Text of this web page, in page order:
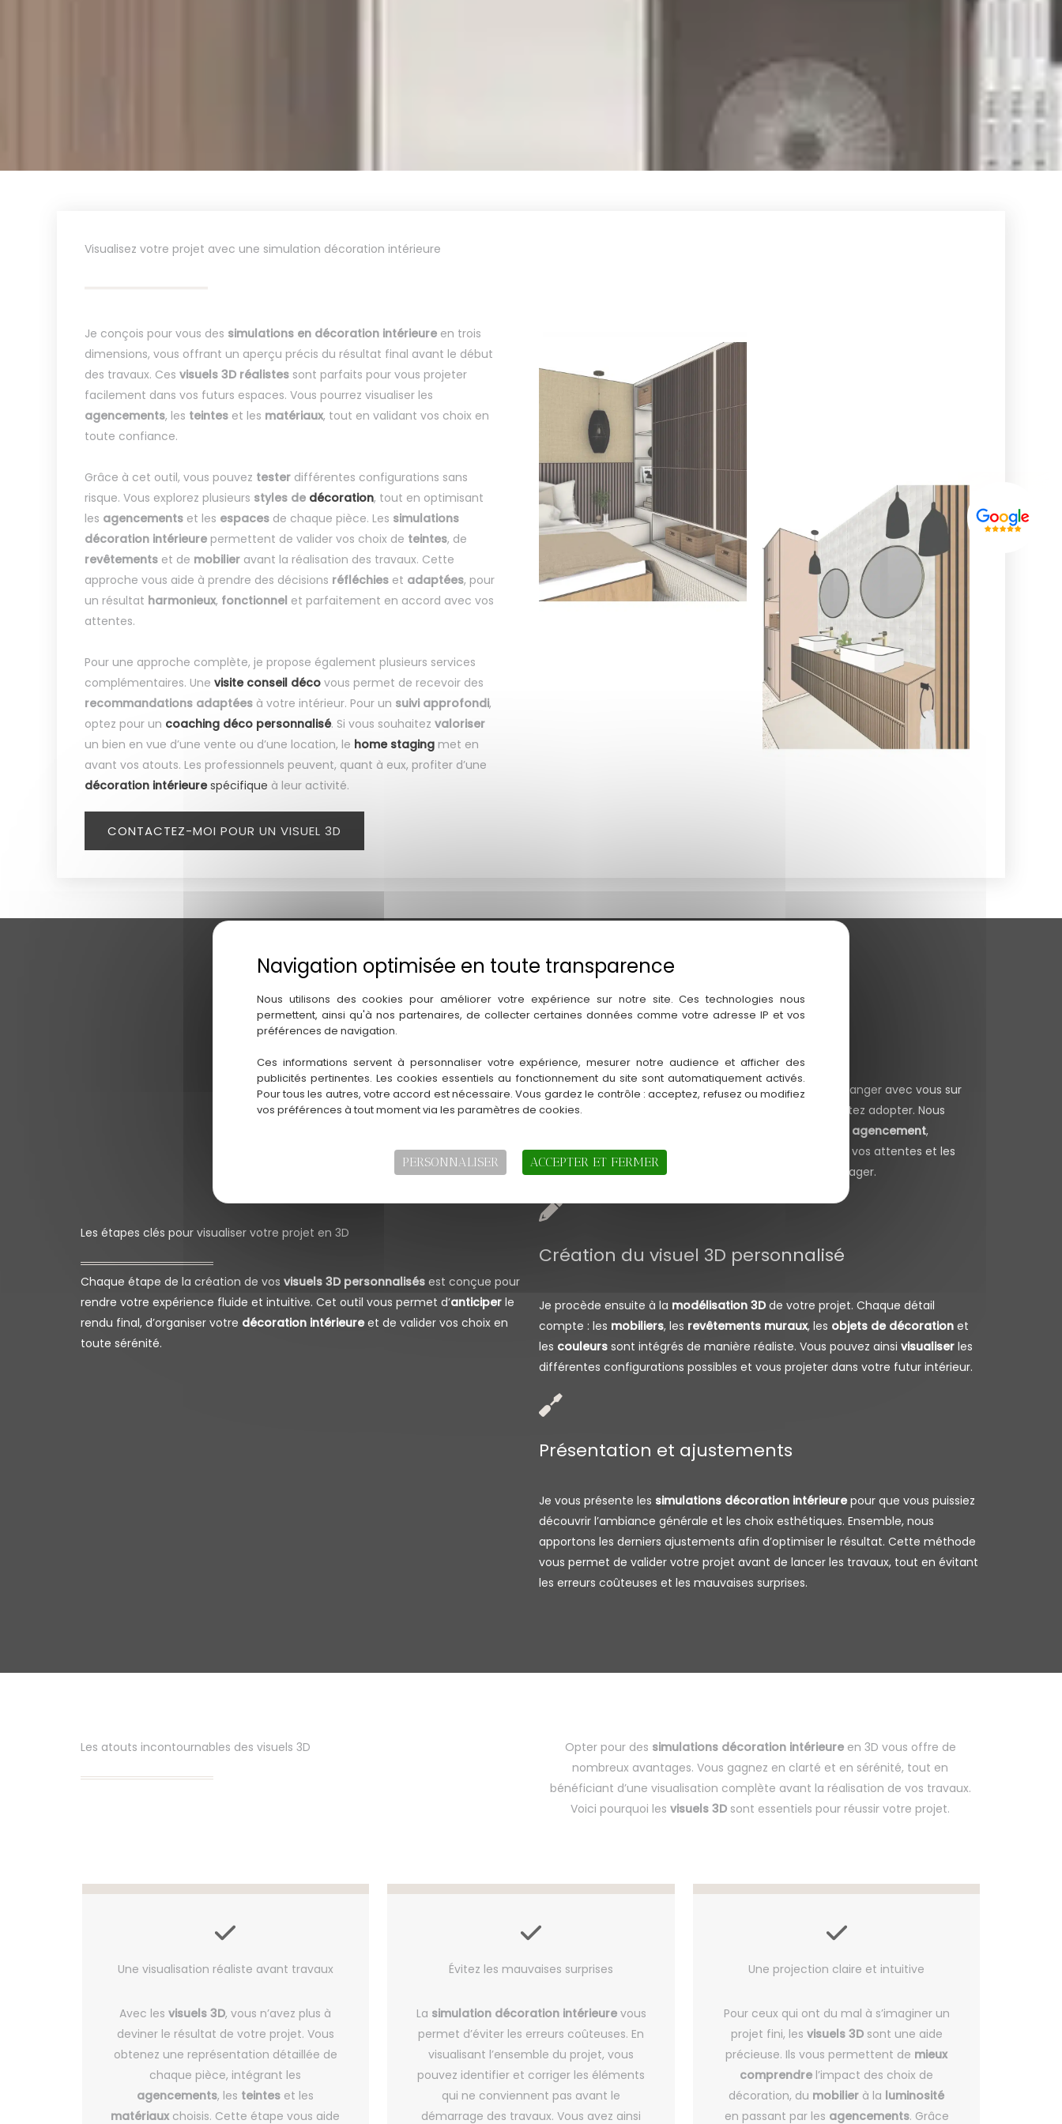
Visualisez votre projet avec une simulation décoration intérieure
Je conçois pour vous des simulations en décoration intérieure en trois
dimensions, vous offrant un aperçu précis du résultat final avant le début
des travaux. Ces visuels 3D réalistes sont parfaits pour vous projeter
facilement dans vos futurs espaces. Vous pourrez visualiser les
agencements, les teintes et les matériaux, tout en validant vos choix en
toute confiance.
Grâce à cet outil, vous pouvez tester différentes configurations sans
risque. Vous explorez plusieurs styles de décoration, tout en optimisant
les agencements et les espaces de chaque pièce. Les simulations
décoration intérieure permettent de valider vos choix de teintes, de
revêtements et de mobilier avant la réalisation des travaux. Cette
approche vous aide à prendre des décisions réfléchies et adaptées, pour
un résultat harmonieux, fonctionnel et parfaitement en accord avec vos
attentes.
Pour une approche complète, je propose également plusieurs services
complémentaires. Une visite conseil déco vous permet de recevoir des
recommandations adaptées à votre intérieur. Pour un suivi approfondi,
optez pour un coaching déco personnalisé. Si vous souhaitez valoriser
un bien en vue d’une vente ou d’une location, le home staging met en
avant vos atouts. Les professionnels peuvent, quant à eux, profiter d’une
décoration intérieurespécifique à leur activité.
CONTACTEZ-MOI POUR UN VISUEL 3D
Les étapes clés pour visualiser votre projet en 3D
Chaque étape de la création de vos visuels 3D personnalisés est conçue pour
rendre votre expérience fluide et intuitive. Cet outil vous permet d’anticiper le
rendu final, d’organiser votre décoration intérieureet de valider vos choix en
toute sérénité.
Lors d’un premier rendez-vous, je prends le temps d’échanger avec vous sur
vosbesoins
et le style que vous souhaitez adopter. Nous
agencement,
revêtementsouteintes
. Cette étape permet de cerner vos attentes et les
éventuelles contraintes techniques de l’espace à aménager.
Création du visuel 3D personnalisé
Je procède ensuite à la modélisation 3Dde votre projet. Chaque détail
compte : les mobiliers, les revêtements muraux, les objets de décoration et
les couleurs sont intégrés de manière réaliste. Vous pouvez ainsi visualiser les
différentes configurations possibles et vous projeter dans votre futur intérieur.
Présentation et ajustements
Je vous présente les simulations décoration intérieurepour que vous puissiez
découvrir l’ambiance générale et les choix esthétiques. Ensemble, nous
apportons les derniers ajustements afin d’optimiser le résultat. Cette méthode
vous permet de valider votre projet avant de lancer les travaux, tout en évitant
les erreurs coûteuses et les mauvaises surprises.
Les atouts incontournables des visuels 3D Opter pour des simulations décoration intérieureen 3D vous offre de
nombreux avantages. Vous gagnez en clarté et en sérénité, tout en
bénéficiant d’une visualisation complète avant la réalisation de vos travaux.
Voici pourquoi les visuels 3D sont essentiels pour réussir votre projet.
Une visualisation réaliste avant travaux
Avec lesvisuels 3D, vous n’avez plus à
deviner le résultat de votre projet. Vous
obtenez une représentation détaillée de
chaque pièce, intégrant les
agencements, les teintes et les
matériauxchoisis. Cette étape vous aide
Évitez les mauvaises surprises
La simulation décoration intérieurevous
permet d’éviter les erreurs coûteuses. En
visualisant l’ensemble du projet, vous
pouvez identifier et corriger les éléments
qui ne conviennent pas avant le
démarrage des travaux. Vous avez ainsi
Une projection claire et intuitive
Pour ceux qui ont du mal à s’imaginer un
projet fini, les visuels 3Dsont une aide
précieuse. Ils vous permettent de mieux
comprendre l’impact des choix de
décoration, du mobilier à la luminosité
en passant par les agencements. Grâce
Nous utilisons des cookies pour améliorer votre expérience sur notre site. Ces technologies nous
permettent, ainsi qu'à nos partenaires, de collecter certaines données comme votre adresse IP et vos
préférences de navigation.
Ces informations servent à personnaliser votre expérience, mesurer notre audience et afficher des
publicités pertinentes. Les cookies essentiels au fonctionnement du site sont automatiquement activés.
Pour tous les autres, votre accord est nécessaire. Vous gardez le contrôle : acceptez, refusez ou modifiez
vos préférences à tout moment via les paramètres de cookies.
ACCEPTER ET FERMER
PERSONNALISER